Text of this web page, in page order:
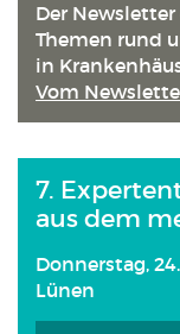
Der
Themen rund
in
Vom
7.
aus dem
Donnerstag,
Lünen